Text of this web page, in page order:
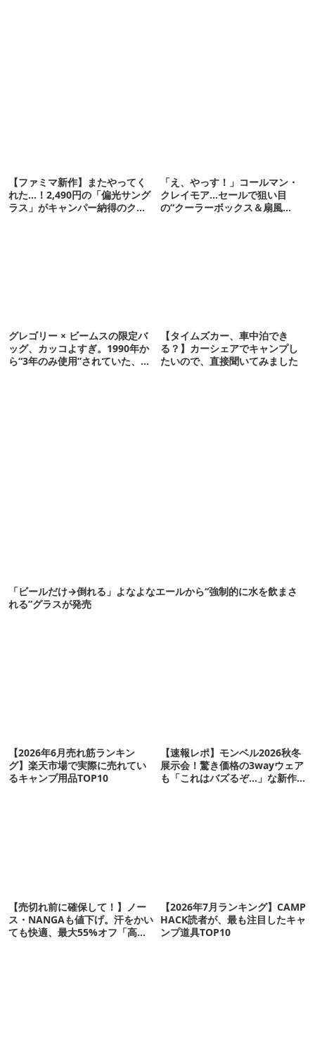
【ファミマ新作】またやってく
れた…！2,490円の「偏光サング
ラス」がキャンパー納得のクオ
「え、やっす！」コールマン・
クレイモア…セールで狙い目
の“クーラーボックス＆扇風
グレゴリー × ビームスの限定バ
ッグ、カッコよすぎ。1990年か
ら“3年のみ使用”されていた、紫
【タイムズカー、車中泊でき
る？】カーシェアでキャンプし
たいので、直接聞いてみました
「ビールだけ→倒れる」よなよなエールから“強制的に水を飲まさ
れる”グラスが発売
【2026年6月売れ筋ランキン
グ】楽天市場で実際に売れてい
るキャンプ用品TOP10
【速報レポ】モンベル2026秋冬
展示会！驚き価格の3wayウェア
も「これはバズるぞ…」な新作
【売切れ前に確保して！】ノー
ス・NANGAも値下げ。汗をかい
ても快適、最大55%オフ「高機
【2026年7月ランキング】CAMP
HACK読者が、最も注目したキャ
ンプ道具TOP10